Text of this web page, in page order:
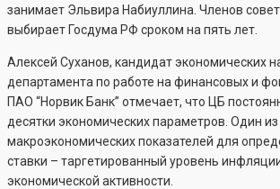
занимает Эльвира Набиуллина. Членов
выбирает Госдума РФ сроком на пять лет.
Алексей Суханов, кандидат экономических
департамента по работе на финансовых и
ПАО “Норвик Банк” отмечает, что ЦБ
десятки экономических параметров. Один
макроэкономических показателей для
ставки – таргетированный уровень
экономической активности.